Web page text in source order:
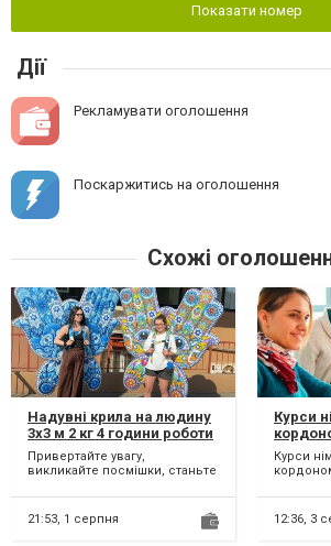
Показати номер
Дії
Рекламувати оголошення
Поскаржитись на оголошення
Схожі
Надувні крила на людину
3х3 м 2 кг 4 години роботи
на одному заряді
Привертайте увагу,
викликайте посмішки, станьте
крилами компанії Слон. На...
21:53, 1 серпня
Курси
Курси
спілк...
12:36, 3